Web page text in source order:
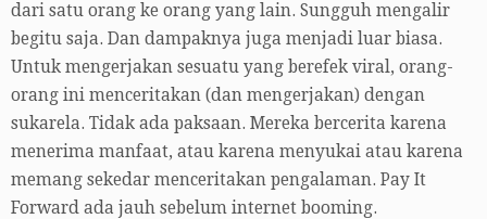
dari satu orang ke orang yang lain. Sungguh mengalir
begitu saja. Dan dampaknya juga menjadi luar biasa.
Untuk mengerjakan sesuatu yang berefek viral, orang-
orang ini menceritakan (dan mengerjakan) dengan
sukarela. Tidak ada paksaan. Mereka bercerita karena
menerima manfaat, atau karena menyukai atau karena
memang sekedar menceritakan pengalaman. Pay It
Forward ada jauh sebelum internet booming.